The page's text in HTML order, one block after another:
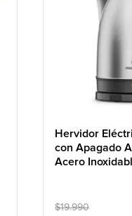
Hervidor
con Apagado
Acero
$19.990